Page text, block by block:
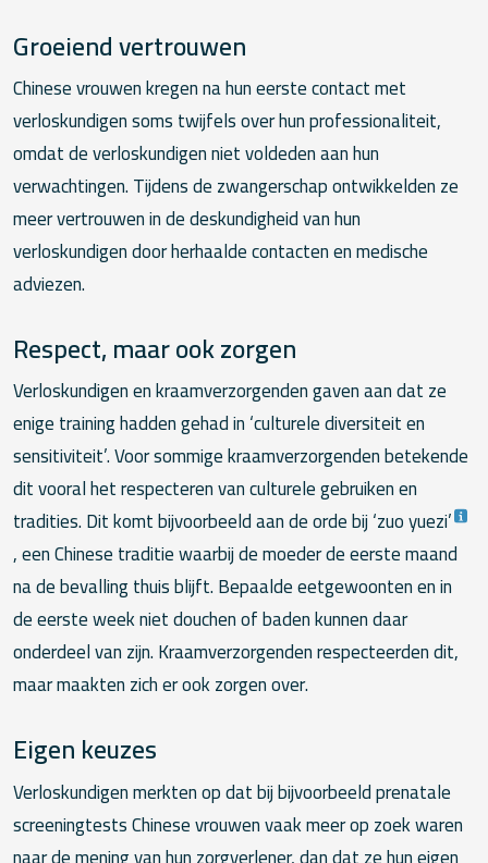
Groeiend vertrouwen
Chinese vrouwen kregen na hun eerste contact met
verloskundigen soms twijfels over hun professionaliteit,
omdat de verloskundigen niet voldeden aan hun
verwachtingen. Tijdens de zwangerschap ontwikkelden ze
meer vertrouwen in de deskundigheid van hun
verloskundigen door herhaalde contacten en medische
adviezen.
Respect, maar ook zorgen
Verloskundigen en kraamverzorgenden gaven aan dat ze
enige training hadden gehad in ‘culturele diversiteit en
sensitiviteit’. Voor sommige kraamverzorgenden betekende
dit vooral het respecteren van culturele gebruiken en
tradities. Dit komt bijvoorbeeld aan de orde bij ‘zuo yuezi’
, een Chinese traditie waarbij de moeder de eerste maand
na de bevalling thuis blijft. Bepaalde eetgewoonten en in
de eerste week niet douchen of baden kunnen daar
onderdeel van zijn. Kraamverzorgenden respecteerden dit,
maar maakten zich er ook zorgen over.
Eigen keuzes
Verloskundigen merkten op dat bij bijvoorbeeld prenatale
screeningtests Chinese vrouwen vaak meer op zoek waren